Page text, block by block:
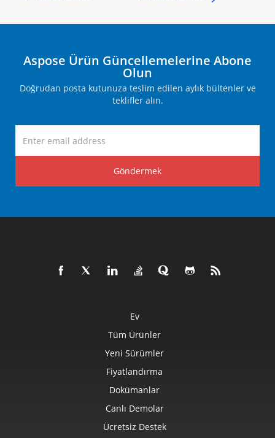
Aspose Ürün Güncellemelerine Abone
Olun
Doğrudan posta kutunuza teslim edilen aylık bültenler ve
teklifler alın.
Göndermek
Ev
Tüm Ürünler
Yeni Sürümler
Fiyatlandırma
Dokümanlar
Canlı Demolar
Ücretsiz Destek